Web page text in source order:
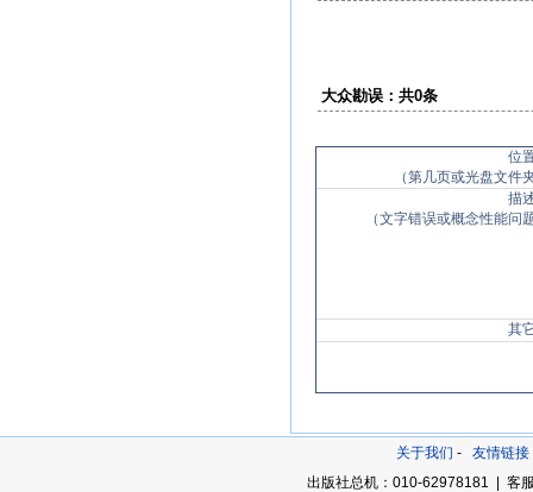
大众勘误：共0条
位
（第几页或光盘文件
描
（文字错误或概念性能问
其
关于我们 - 友情链接
出版社总机：010-62978181 | 客